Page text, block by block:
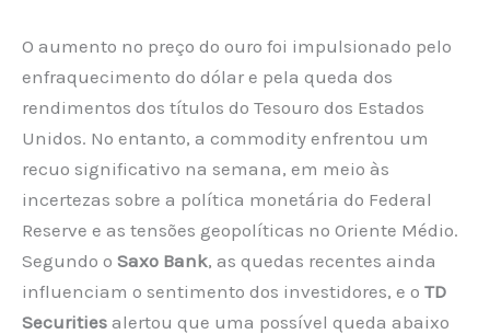
O aumento no preço do ouro foi impulsionado pelo
enfraquecimento do dólar e pela queda dos
rendimentos dos títulos do Tesouro dos Estados
Unidos. No entanto, a commodity enfrentou um
recuo significativo na semana, em meio às
incertezas sobre a política monetária do Federal
Reserve e as tensões geopolíticas no Oriente Médio.
Segundo o Saxo Bank, as quedas recentes ainda
influenciam o sentimento dos investidores, e o TD
Securities alertou que uma possível queda abaixo